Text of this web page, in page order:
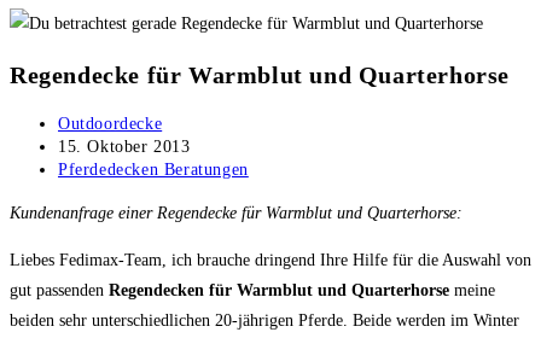
Regendecke für Warmblut und Quarterhorse
Beitrags-
Autor:
Outdoordecke
Beitrag
veröffentlicht:
15. Oktober 2013
Beitrags-
Pferdedecken Beratungen
Kundenanfrage einer Regendecke für Warmblut und Quarterhorse:
Liebes Fedimax-Team, ich brauche dringend Ihre Hilfe für die Auswahl von
gut passenden Regendecken für Warmblut und Quarterhorse meine
beiden sehr unterschiedlichen 20-jährigen Pferde. Beide werden im Winter